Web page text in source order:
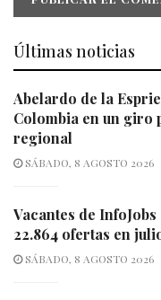
Últimas noticias
Abelardo de la
Colombia en un giro
regional
SÁBADO, 8 AGOSTO 2026
Vacantes de
22.864 ofertas en
SÁBADO, 8 AGOSTO 2026